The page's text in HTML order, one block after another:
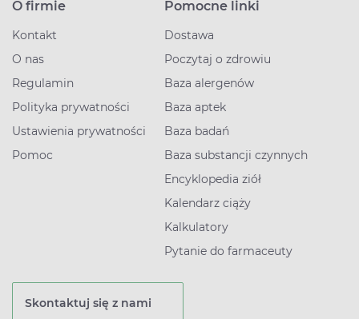
O firmie
Kontakt
O nas
Regulamin
Polityka prywatności
Ustawienia prywatności
Pomoc
Pomocne linki
Dostawa
Poczytaj o zdrowiu
Baza alergenów
Baza aptek
Baza badań
Baza substancji czynnych
Encyklopedia ziół
Kalendarz ciąży
Kalkulatory
Pytanie do farmaceuty
Skontaktuj się z nami